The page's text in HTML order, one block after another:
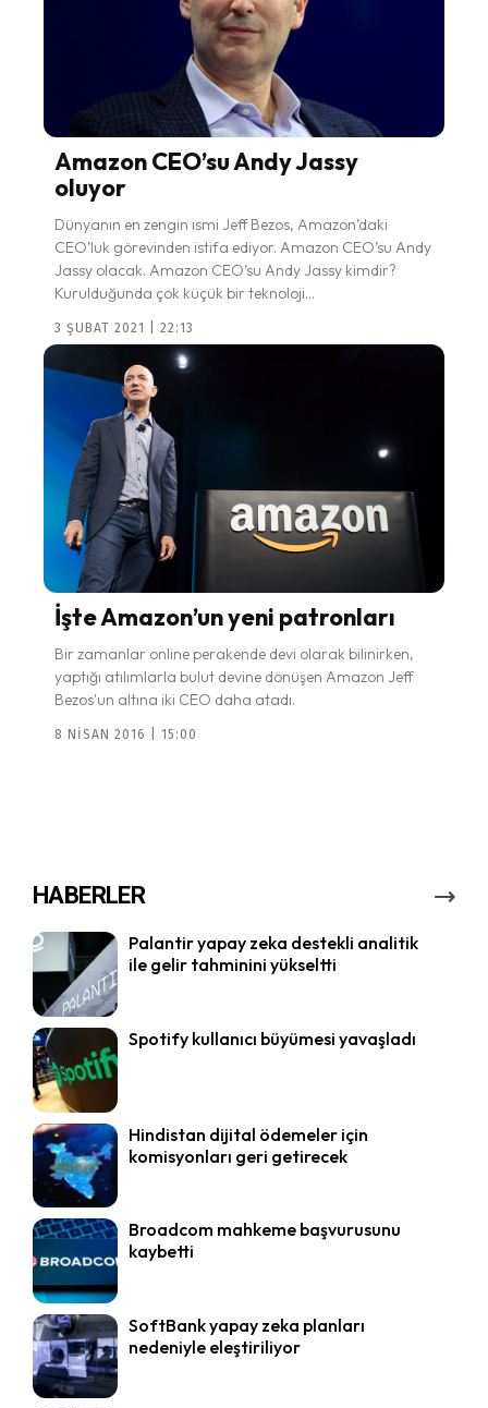
Amazon CEO’su Andy Jassy
oluyor
Dünyanın en zengin ismi Jeff Bezos, Amazon’daki
CEO’luk görevinden istifa ediyor. Amazon CEO’su Andy
Jassy olacak. Amazon CEO’su Andy Jassy kimdir?
Kurulduğunda çok küçük bir teknoloji...
3 ŞUBAT 2021 | 22:13
İşte Amazon’un yeni patronları
Bir zamanlar online perakende devi olarak bilinirken,
yaptığı atılımlarla bulut devine dönüşen Amazon Jeff
Bezos'un altına iki CEO daha atadı.
8 NISAN 2016 | 15:00
HABERLER
Palantir yapay zeka destekli analitik
ile gelir tahminini yükseltti
Spotify kullanıcı büyümesi yavaşladı
Hindistan dijital ödemeler için
komisyonları geri getirecek
Broadcom mahkeme başvurusunu
kaybetti
SoftBank yapay zeka planları
nedeniyle eleştiriliyor